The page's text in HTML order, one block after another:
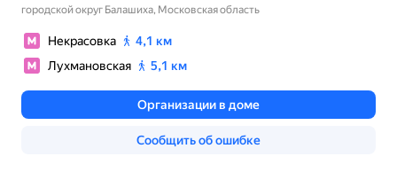
городской округ Балашиха, Московская область
Некрасовка
4,1 км
Лухмановская
5,1 км
Организации в доме
Сообщить об ошибке